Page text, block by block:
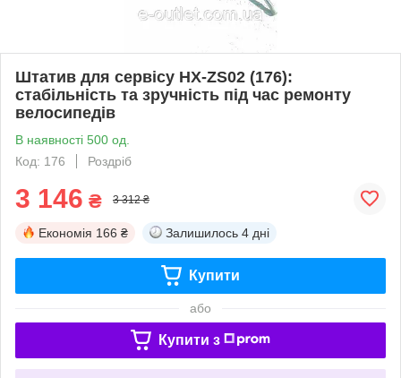
Штатив для сервісу HX-ZS02 (176):
стабільність та зручність під час ремонту
велосипедів
В наявності 500 од.
Код: 176
Роздріб
3 146 ₴ 3 312 ₴
Економія 166 ₴ Залишилось 4 дні
Купити
або
Купити з